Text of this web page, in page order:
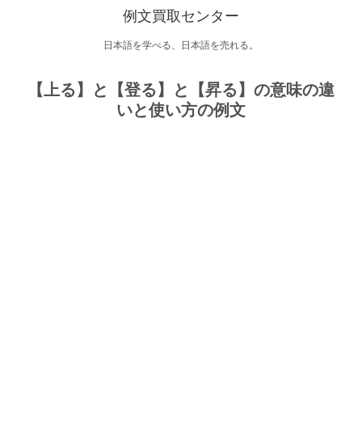
例文買取センター
日本語を学べる、日本語を売れる。
【上る】と【登る】と【昇る】の意味の違
いと使い方の例文